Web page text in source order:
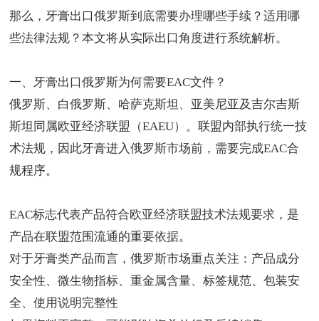
那么，牙膏出口俄罗斯到底需要办理哪些手续？适用哪
些法律法规？本文将从实际出口角度进行系统解析。
一、 牙膏出口俄罗斯为何需要EAC文件？
俄罗斯、白俄罗斯、哈萨克斯坦、亚美尼亚及吉尔吉斯
斯坦同属欧亚经济联盟（EAEU）。联盟内部执行统一技
术法规，因此牙膏进入俄罗斯市场前，需要完成EAC合
规程序。
EAC标志代表产品符合欧亚经济联盟技术法规要求，是
产品在联盟范围流通的重要依据。
对于牙膏类产品而言，俄罗斯市场重点关注：产品成分
安全性、微生物指标、重金属含量、标签规范、包装安
全、使用说明完整性